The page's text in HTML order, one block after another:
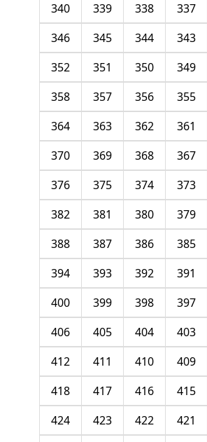
337
338
339
340
343
344
345
346
349
350
351
352
355
356
357
358
361
362
363
364
367
368
369
370
373
374
375
376
379
380
381
382
385
386
387
388
391
392
393
394
397
398
399
400
403
404
405
406
409
410
411
412
415
416
417
418
421
422
423
424